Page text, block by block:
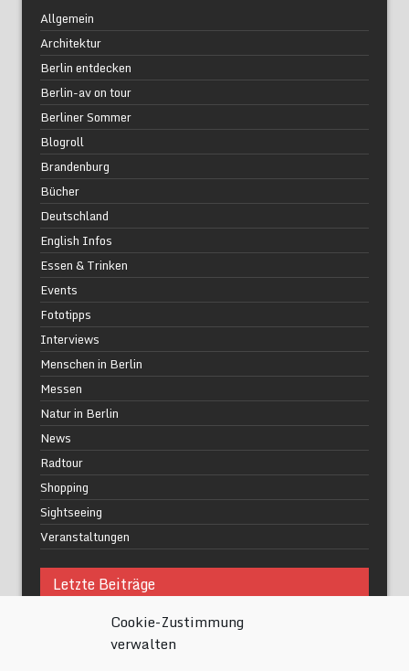
Cookie-Zustimmung
verwalten
Allgemein
Architektur
Berlin entdecken
Berlin-av on tour
Berliner Sommer
Blogroll
Brandenburg
Bücher
Deutschland
English Infos
Essen & Trinken
Events
Fototipps
Interviews
Menschen in Berlin
Messen
Natur in Berlin
News
Radtour
Shopping
Sightseeing
Veranstaltungen
Letzte Beiträge
Was macht urbane Lebensqualität wirklich aus?
Grüne Oasen in Berlin